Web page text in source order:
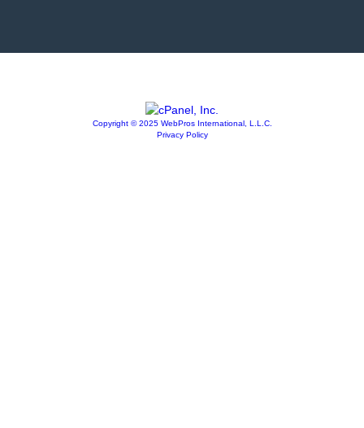
Copyright © 2025 WebPros International, L.L.C.
Privacy Policy